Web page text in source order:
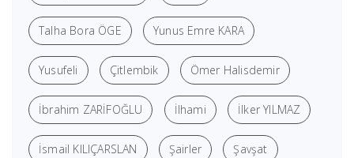
Talha Bora ÖGE Yunus Emre KARA
Yusufeli Çitlembik Ömer Halisdemir
İbrahim ZARİFOĞLU İlhami İlker YILMAZ
İsmail KILIÇARSLAN Şairler Şavşat